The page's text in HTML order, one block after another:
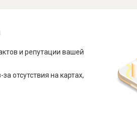
и репутации вашей
отсутствия на картах,